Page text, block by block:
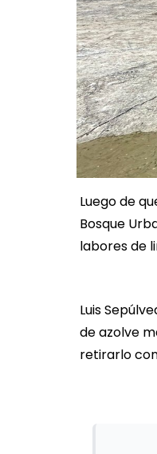
Luego de
Bosque
labores de
Luis
de azolve
retirarlo